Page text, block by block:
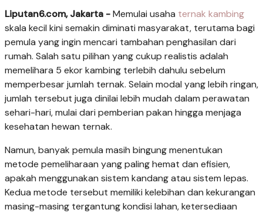
Liputan6.com, Jakarta -Memulai usaha ternak kambing
skala kecil kini semakin diminati masyarakat, terutama bagi
pemula yang ingin mencari tambahan penghasilan dari
rumah. Salah satu pilihan yang cukup realistis adalah
memelihara 5 ekor kambing terlebih dahulu sebelum
memperbesar jumlah ternak. Selain modal yang lebih ringan,
jumlah tersebut juga dinilai lebih mudah dalam perawatan
sehari-hari, mulai dari pemberian pakan hingga menjaga
kesehatan hewan ternak.
Namun, banyak pemula masih bingung menentukan
metode pemeliharaan yang paling hemat dan efisien,
apakah menggunakan sistem kandang atau sistem lepas.
Kedua metode tersebut memiliki kelebihan dan kekurangan
masing-masing tergantung kondisi lahan, ketersediaan